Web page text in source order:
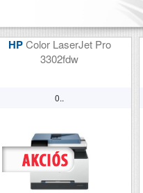
HPColor LaserJet Pro
3302fdw
0..